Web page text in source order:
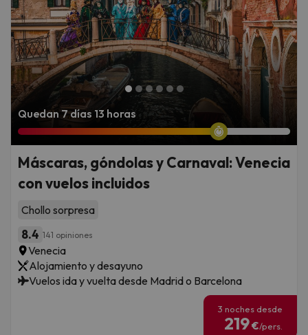
Quedan 7 días 13 horas
Máscaras, góndolas y Carnaval: Venecia
con vuelos incluidos
Chollo sorpresa
8.4 141 opiniones
Venecia
Alojamiento y desayuno
Vuelos ida y vuelta desde Madrid o Barcelona
3 noches desde
219€/pers.